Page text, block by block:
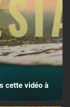
cette vidéo à